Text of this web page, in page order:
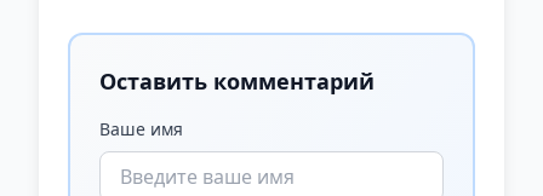
Оставить комментарий
Ваше имя